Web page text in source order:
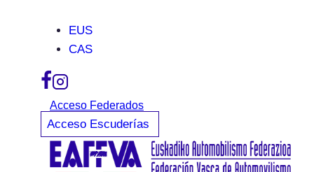
EUS
CAS
Acceso Federados
Acceso Escuderías